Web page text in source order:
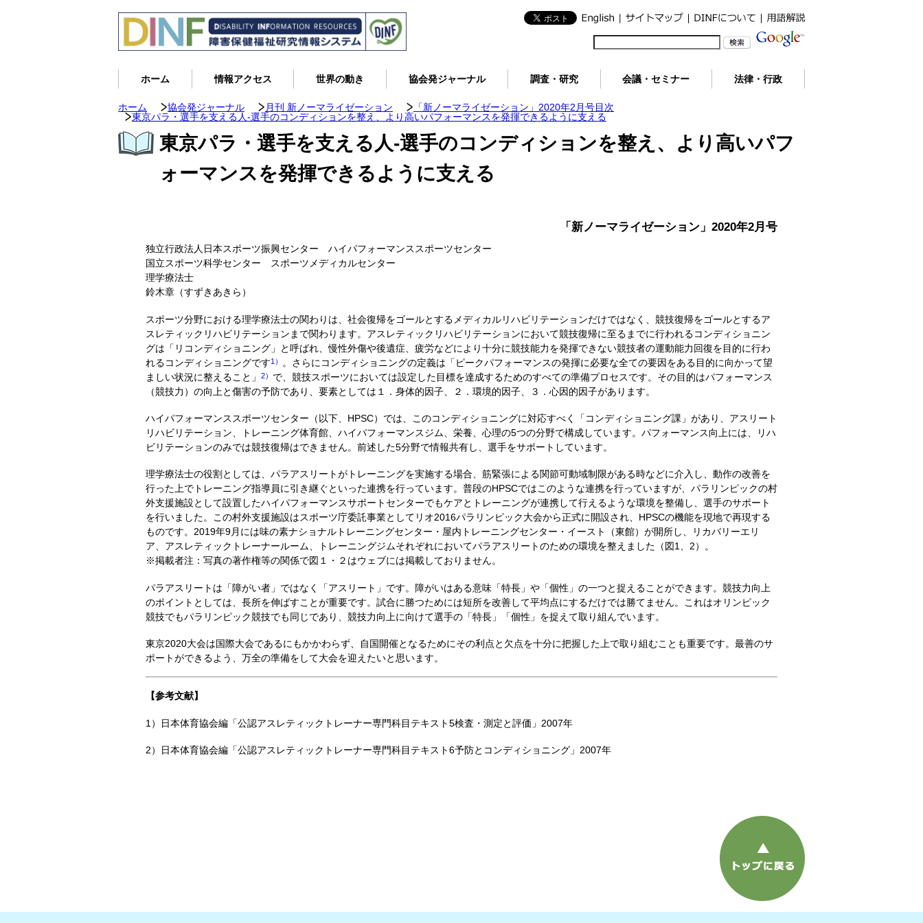
ホーム 情報アクセス 世界の動き 協会発ジャーナル 調査・研究 会議・セミナー 法律・行政
ホーム 協会発ジャーナル 月刊 新ノーマライゼーション
「新ノーマライゼーション」2020年2月号目次
東京パラ・選手を支える人-選手のコンディションを整え、より高いパフォーマンスを発揮できるように支える
東京パラ・選手を支える人-選手のコンディションを整え、より高いパフ
ォーマンスを発揮できるように支える
「新ノーマライゼーション」2020年2月号
独立行政法人日本スポーツ振興センター ハイパフォーマンススポーツセンター
国立スポーツ科学センター スポーツメディカルセンター
理学療法士
鈴木章（すずきあきら）
スポーツ分野における理学療法士の関わりは、社会復帰をゴールとするメディカルリハビリテーションだけではなく、競技復帰をゴールとするア
スレティックリハビリテーションまで関わります。アスレティックリハビリテーションにおいて競技復帰に至るまでに行われるコンディショニン
グは「リコンディショニング」と呼ばれ、慢性外傷や後遺症、疲労などにより十分に競技能力を発揮できない競技者の運動能力回復を目的に行わ
れるコンディショニングです1）
。さらにコンディショニングの定義は「ピークパフォーマンスの発揮に必要な全ての要因をある目的に向かって望
ましい状況に整えること」
2） で、競技スポーツにおいては設定した目標を達成するためのすべての準備プロセスです。その目的はパフォーマンス
（競技力）の向上と傷害の予防であり、要素としては１．身体的因子、２．環境的因子、３．心因的因子があります。
ハイパフォーマンススポーツセンター（以下、HPSC）では、このコンディショニングに対応すべく「コンディショニング課」があり、アスリート
リハビリテーション、トレーニング体育館、ハイパフォーマンスジム、栄養、心理の5つの分野で構成しています。パフォーマンス向上には、リハ
ビリテーションのみでは競技復帰はできません。前述した5分野で情報共有し、選手をサポートしています。
理学療法士の役割としては、パラアスリートがトレーニングを実施する場合、筋緊張による関節可動域制限がある時などに介入し、動作の改善を
行った上でトレーニング指導員に引き継ぐといった連携を行っています。普段のHPSCではこのような連携を行っていますが、パラリンピックの村
外支援施設として設置したハイパフォーマンスサポートセンターでもケアとトレーニングが連携して行えるような環境を整備し、選手のサポート
を行いました。この村外支援施設はスポーツ庁委託事業としてリオ2016パラリンピック大会から正式に開設され、HPSCの機能を現地で再現する
ものです。2019年9月には味の素ナショナルトレーニングセンター・屋内トレーニングセンター・イースト（東館）が開所し、リカバリーエリ
ア、アスレティックトレーナールーム、トレーニングジムそれぞれにおいてパラアスリートのための環境を整えました（図1、2）。
※掲載者注：写真の著作権等の関係で図１・２はウェブには掲載しておりません。
パラアスリートは「障がい者」ではなく「アスリート」です。障がいはある意味「特長」や「個性」の一つと捉えることができます。競技力向上
のポイントとしては、長所を伸ばすことが重要です。試合に勝つためには短所を改善して平均点にするだけでは勝てません。これはオリンピック
競技でもパラリンピック競技でも同じであり、競技力向上に向けて選手の「特長」「個性」を捉えて取り組んでいます。
東京2020大会は国際大会であるにもかかわらず、自国開催となるためにその利点と欠点を十分に把握した上で取り組むことも重要です。最善のサ
ポートができるよう、万全の準備をして大会を迎えたいと思います。
【参考文献】
1） 日本体育協会編「公認アスレティックトレーナー専門科目テキスト5検査・測定と評価」2007年
2） 日本体育協会編「公認アスレティックトレーナー専門科目テキスト6予防とコンディショニング」2007年